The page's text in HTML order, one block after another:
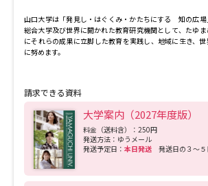
SELFBRAND特集ページ
オープンキャンパス検索 実施プロ
来場型・Web型イベント特集 夢ナビラ
山口大学は「発見し・はぐくみ・かたちにする 知の広
総合大学及び世界に開かれた教育研究機関として、たゆ
にそれらの成果に立脚した教育を実践し、地域に生き、
に努めます。
請求できる資料
大学案内（2027年度版）
料金（送料含）：250円
発送方法：ゆうメール
発送予定日： 本日発送 発送日の３～